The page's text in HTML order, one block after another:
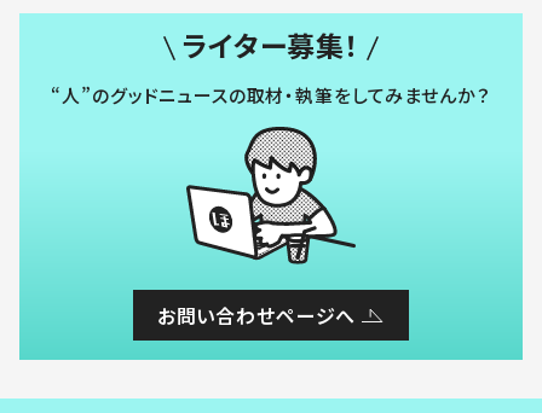
ライター募集！
“人”のグッドニュースの取材・執筆をしてみませんか？
お問い合わせページへ